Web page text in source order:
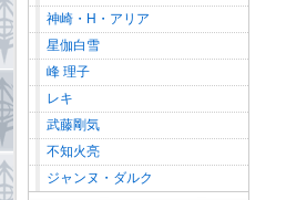
神崎・H・アリア
星伽白雪
峰 理子
レキ
武藤剛気
不知火亮
ジャンヌ・ダルク